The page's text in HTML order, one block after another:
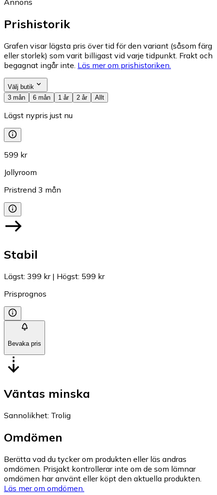
Prishistorik
Grafen visar lägsta pris över tid för den variant (såsom färg
eller storlek) som varit billigast vid varje tidpunkt. Frakt och
begagnat ingår inte. Läs mer om prishistoriken.
Välj butik
3 mån
6 mån 1 år 2 år Allt
Lägst nypris just nu
599 kr
Jollyroom
Pristrend 3 mån
Stabil
Lägst: 399 kr| Högst: 599 kr
Prisprognos
Bevaka pris
Väntas minska
Sannolikhet: Trolig
Omdömen
Berätta vad du tycker om produkten eller läs andras
omdömen. Prisjakt kontrollerar inte om de som lämnar
omdömen har använt eller köpt den aktuella produkten.
Läs mer om omdömen.